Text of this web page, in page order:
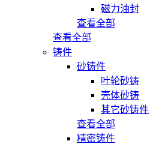
磁力油封
查看全部
查看全部
铸件
砂铸件
叶轮砂铸
壳体砂铸
其它砂铸件
查看全部
精密铸件